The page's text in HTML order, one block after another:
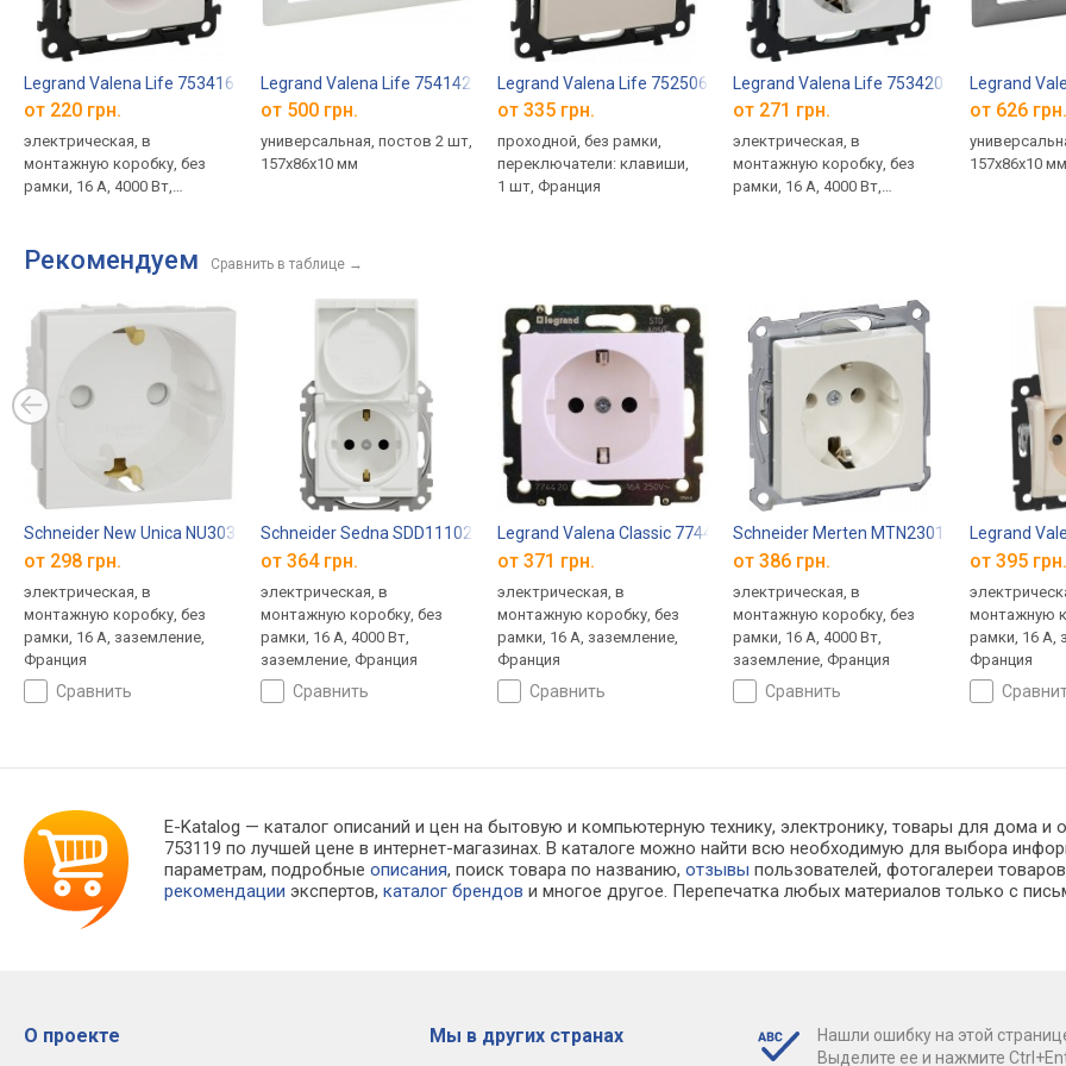
Legrand Valena Life 753416
от 220 грн.
электрическая, в
монтажную коробку, без
рамки, 16 А, 4000 Вт,
Legrand Valena Life 754142
от 500 грн.
универсальная, постов 2 шт,
157x86x10 мм
Legrand Valena Life 752506
от 335 грн.
проходной, без рамки,
переключатели: клавиши,
1 шт, Франция
Legrand Valena Life 753420
от 271 грн.
электрическая, в
монтажную коробку, без
рамки, 16 А, 4000 Вт,
Legrand
от 626 грн.
157x86x10 мм
Рекомендуем Сравнить в таблице →
Schneider New Unica NU303718
от 298 грн.
электрическая, в
монтажную коробку, без
рамки, 16 А, заземление,
Франция
сравнить
Schneider Sedna SDD111024
от 364 грн.
электрическая, в
монтажную коробку, без
рамки, 16 А, 4000 Вт,
заземление, Франция
сравнить
Legrand Valena Classic 774420
от 371 грн.
электрическая, в
монтажную коробку, без
рамки, 16 А, заземление,
Франция
сравнить
Schneider Merten MTN2301-0319
от 386 грн.
электрическая, в
монтажную коробку, без
рамки, 16 А, 4000 Вт,
заземление, Франция
сравнить
Legrand
от 395 грн.
монтажную
рамки, 16 А,
Франция
E-Katalog — каталог описаний и цен на бытовую и компьютерную технику, электронику, товары для дома и
753119 по лучшей цене в интернет-магазинах. В каталоге можно найти всю необходимую для выбора
параметрам, подробныеописания, поиск товара по названию,отзывы пользователей, фотогалереи
рекомендации экспертов,каталог брендов и многое другое. Перепечатка любых материалов только с
О проекте Мы в других странах
Нашли ошибку на этой
Выделите ее и нажмите